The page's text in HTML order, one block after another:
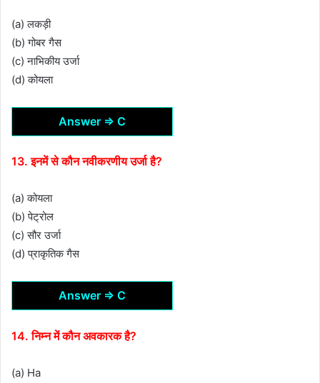
(a) लकड़ी
(b) गोबर गैस
(c) नाभिकीय उर्जा
(d) कोयला
Answer ⇒ C
13. इनमें से कौन नवीकरणीय उर्जा है?
(a) कोयला
(b) पेट्रोल
(c) सौर उर्जा
(d) प्राकृतिक गैस
Answer ⇒ C
14. निम्न में कौन अवकारक है?
(a) Ha